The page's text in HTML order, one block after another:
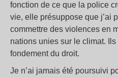
fonction de ce que la police
vie, elle présuppose que j’ai
commettre des violences en
nations unies sur le climat.
fondement du droit.
Je n’ai jamais été poursuivi